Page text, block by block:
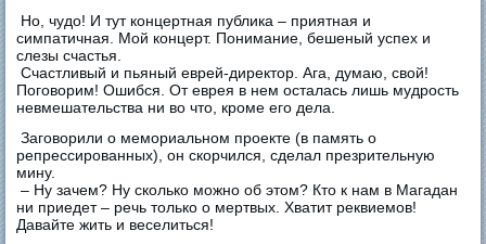
Но, чудо! И тут концертная публика – приятная и
симпатичная. Мой концерт. Понимание, бешеный успех и
слезы счастья.
Счастливый и пьяный еврей-директор. Ага, думаю, свой!
Поговорим! Ошибся. От еврея в нем осталась лишь мудрость
невмешательства ни во что, кроме его дела.
Заговорили о мемориальном проекте (в память о
репрессированных), он скорчился, сделал презрительную
мину.
– Ну зачем? Ну сколько можно об этом? Кто к нам в Магадан
ни приедет – речь только о мертвых. Хватит реквиемов!
Давайте жить и веселиться!